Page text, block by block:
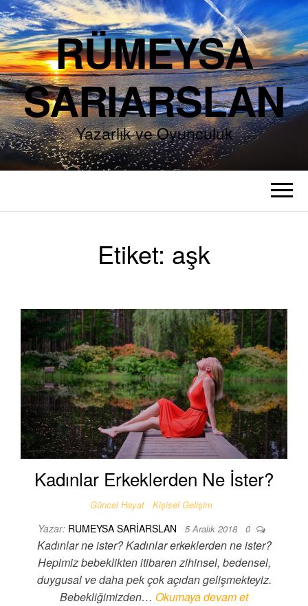
RÜMEYSA
SARIARSLAN
Yazarlık ve Oyunculuk
Etiket: aşk
Kadınlar Erkeklerden Ne İster?
Güncel Hayat Kişisel Gelişim
Yazar: RUMEYSA SARIARSLAN 5 Aralık 2018 0
Kadınlar ne ister? Kadınlar erkeklerden ne ister?
Hepimiz bebeklikten itibaren zihinsel, bedensel,
duygusal ve daha pek çok açıdan gelişmekteyiz.
Bebekliğimizden… Okumaya devam et